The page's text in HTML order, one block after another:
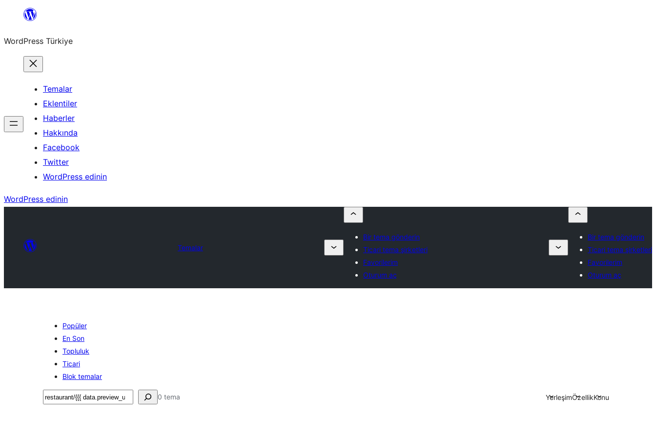
İçeriğe
WordPress Türkiye
Temalar
Eklentiler
Haberler
Hakkında
Facebook
Twitter
WordPress edinin
WordPress edinin
Temalar
Bir tema gönderin
Ticari tema şirketleri
Favorilerim
Oturum aç
Bir tema gönderin
Ticari tema şirketleri
Favorilerim
Oturum aç
Popüler
En Son
Topluluk
Ticari
Blok temalar
Ara 0 tema YerleşimÖzellikKonu